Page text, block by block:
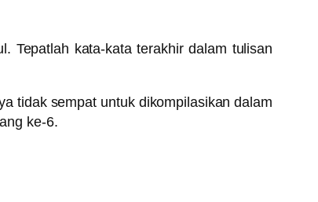
Tepatlah kata-kata terakhir dalam tulisan
tidak sempat untuk dikompilasikan dalam
ke-6.